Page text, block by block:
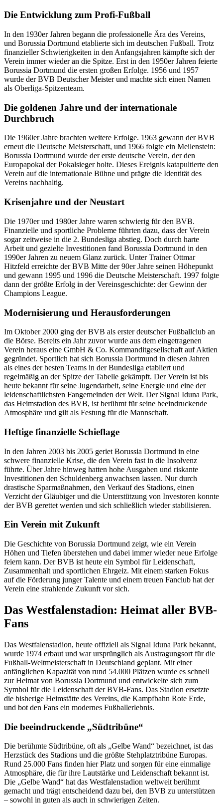
Die Entwicklung zum Profi-Fußball
In den 1930er Jahren begann die professionelle Ära des Vereins,
und Borussia Dortmund etablierte sich im deutschen Fußball. Trotz
finanzieller Schwierigkeiten in den Anfangsjahren kämpfte sich der
Verein immer wieder an die Spitze. Erst in den 1950er Jahren feierte
Borussia Dortmund die ersten großen Erfolge. 1956 und 1957
wurde der BVB Deutscher Meister und machte sich einen Namen
als Oberliga-Spitzenteam.
Die goldenen Jahre und der internationale
Durchbruch
Die 1960er Jahre brachten weitere Erfolge. 1963 gewann der BVB
erneut die Deutsche Meisterschaft, und 1966 folgte ein Meilenstein:
Borussia Dortmund wurde der erste deutsche Verein, der den
Europapokal der Pokalsieger holte. Dieses Ereignis katapultierte den
Verein auf die internationale Bühne und prägte die Identität des
Vereins nachhaltig.
Krisenjahre und der Neustart
Die 1970er und 1980er Jahre waren schwierig für den BVB.
Finanzielle und sportliche Probleme führten dazu, dass der Verein
sogar zeitweise in die 2. Bundesliga abstieg. Doch durch harte
Arbeit und gezielte Investitionen fand Borussia Dortmund in den
1990er Jahren zu neuem Glanz zurück. Unter Trainer Ottmar
Hitzfeld erreichte der BVB Mitte der 90er Jahre seinen Höhepunkt
und gewann 1995 und 1996 die Deutsche Meisterschaft. 1997 folgte
dann der größte Erfolg in der Vereinsgeschichte: der Gewinn der
Champions League.
Modernisierung und Herausforderungen
Im Oktober 2000 ging der BVB als erster deutscher Fußballclub an
die Börse. Bereits ein Jahr zuvor wurde aus dem eingetragenen
Verein heraus eine GmbH & Co. Kommanditgesellschaft auf Aktien
gegründet. Sportlich hat sich Borussia Dortmund in diesen Jahren
als eines der besten Teams in der Bundesliga etabliert und
regelmäßig an der Spitze der Tabelle gekämpft. Der Verein ist bis
heute bekannt für seine Jugendarbeit, seine Energie und eine der
leidenschaftlichsten Fangemeinden der Welt. Der Signal Iduna Park,
das Heimstadion des BVB, ist berühmt für seine beeindruckende
Atmosphäre und gilt als Festung für die Mannschaft.
Heftige finanzielle Schieflage
In den Jahren 2003 bis 2005 geriet Borussia Dortmund in eine
schwere finanzielle Krise, die den Verein fast in die Insolvenz
führte. Über Jahre hinweg hatten hohe Ausgaben und riskante
Investitionen den Schuldenberg anwachsen lassen. Nur durch
drastische Sparmaßnahmen, den Verkauf des Stadions, einen
Verzicht der Gläubiger und die Unterstützung von Investoren konnte
der BVB gerettet werden und sich schließlich wieder stabilisieren.
Ein Verein mit Zukunft
Die Geschichte von Borussia Dortmund zeigt, wie ein Verein
Höhen und Tiefen überstehen und dabei immer wieder neue Erfolge
feiern kann. Der BVB ist heute ein Symbol für Leidenschaft,
Zusammenhalt und sportlichen Ehrgeiz. Mit einem starken Fokus
auf die Förderung junger Talente und einem treuen Fanclub hat der
Verein eine strahlende Zukunft vor sich.
Das Westfalenstadion: Heimat aller BVB-
Fans
Das Westfalenstadion, heute offiziell als Signal Iduna Park bekannt,
wurde 1974 erbaut und war ursprünglich als Austragungsort für die
Fußball-Weltmeisterschaft in Deutschland geplant. Mit einer
anfänglichen Kapazität von rund 54.000 Plätzen wurde es schnell
zur Heimat von Borussia Dortmund und entwickelte sich zum
Symbol für die Leidenschaft der BVB-Fans. Das Stadion ersetzte
die bisherige Heimstätte des Vereins, die Kampfbahn Rote Erde,
und bot den Fans ein modernes Fußballerlebnis.
Die beeindruckende „Südtribüne“
Die berühmte Südtribüne, oft als „Gelbe Wand“ bezeichnet, ist das
Herzstück des Stadions und die größte Stehplatztribüne Europas.
Rund 25.000 Fans finden hier Platz und sorgen für eine einmalige
Atmosphäre, die für ihre Lautstärke und Leidenschaft bekannt ist.
Die „Gelbe Wand“ hat das Westfalenstadion weltweit berühmt
gemacht und trägt entscheidend dazu bei, den BVB zu unterstützen
– sowohl in guten als auch in schwierigen Zeiten.